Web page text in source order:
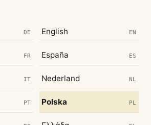
DE English EN
FR España ES
IT Nederland NL
PT Polska PL